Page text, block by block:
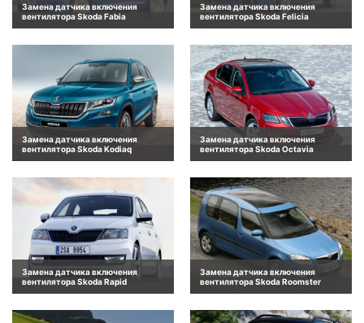
Замена датчика включения
вентилятора Skoda Fabia
Замена датчика включения
вентилятора Skoda Felicia
Замена датчика включения
вентилятора Skoda Kodiaq
Замена датчика включения
вентилятора Skoda Octavia
Замена датчика включения
вентилятора Skoda Rapid
Замена датчика включения
вентилятора Skoda Roomster